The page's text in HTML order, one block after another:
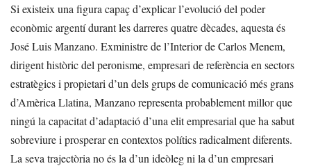
Si existeix una figura capaç d’explicar l’evolució del poder
econòmic argentí durant les darreres quatre dècades, aquesta és
José Luis Manzano. Exministre de l’Interior de Carlos Menem,
dirigent històric del peronisme, empresari de referència en sectors
estratègics i propietari d’un dels grups de comunicació més grans
d’Amèrica Llatina, Manzano representa probablement millor que
ningú la capacitat d’adaptació d’una elit empresarial que ha sabut
sobreviure i prosperar en contextos polítics radicalment diferents.
La seva trajectòria no és la d’un ideòleg ni la d’un empresari